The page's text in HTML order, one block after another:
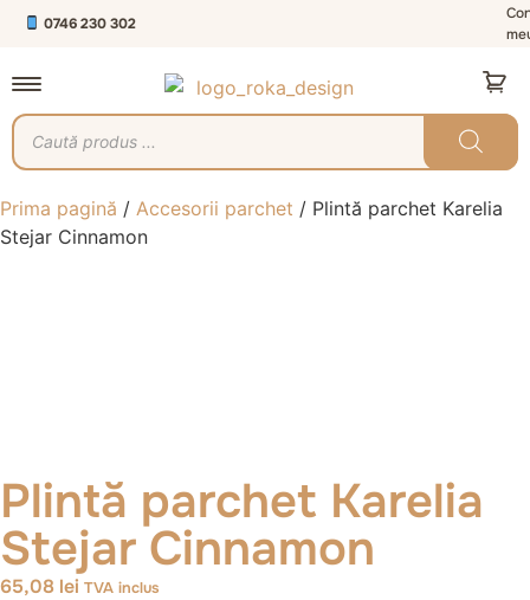
0746 230 302
Prima pagină / Accesorii parchet / Plintă parchet Karelia
Stejar Cinnamon
Plintă parchet Karelia
Stejar Cinnamon
65,08 lei TVA inclus